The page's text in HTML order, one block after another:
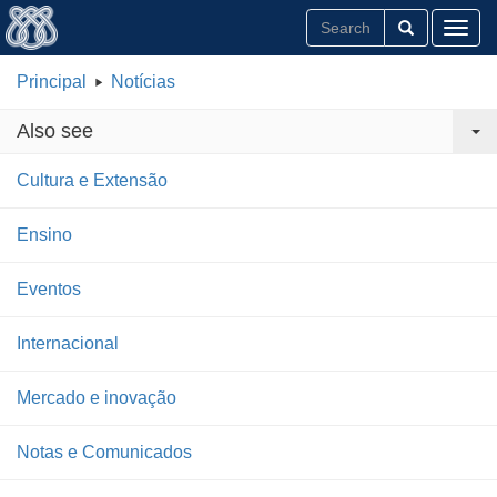
Principal Notícias
Also see
Cultura e Extensão
Ensino
Eventos
Internacional
Mercado e inovação
Notas e Comunicados